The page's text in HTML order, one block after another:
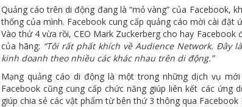
Quảng cáo trên di động đang là “mỏ vàng” của Facebook,
thống của mình. Facebook cung cấp quảng cáo mời cài
Vào thứ 4 vừa rồi, CEO Mark Zuckerberg cho hay
của hãng: “Tôi rất phất khích về Audience Network. Đây
kinh doanh theo nhiều các khác nhau trên di động.”
Mạng quảng cáo di động là một trong những dịch vụ
Facebook cũng cung cấp chức năng giúp liên kết các ứng
giúp chia sẻ các vật phẩm từ bên thứ 3 thông qua Facebook